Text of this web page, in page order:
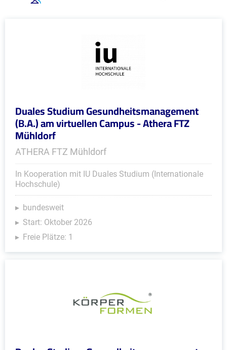
Duales Studium Gesundheitsmanagement
(B.A.) am virtuellen Campus - Athera FTZ
Mühldorf
ATHERA FTZ Mühldorf
In Kooperation mit IU Duales Studium (Internationale
Hochschule)
bundesweit
Start: Oktober 2026
Freie Plätze: 1